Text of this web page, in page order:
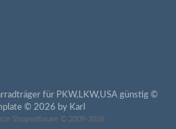
für PKW,LKW,USA günstig ©
© 2026 by Karl
Shopsoftware © 2009-2026